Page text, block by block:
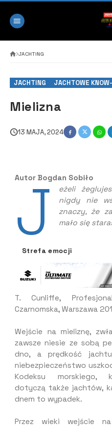
JACHTING
JACHTING JACHTOWE
Mielizna
13 MAJA, 2024
Autor Bogdan Sobiło
J
eżeli
nigdy nie
znaczy, że
mało się
Strefa emocji
T. Cunliffe,
Czarnomska, Warszawa
Wejście na mieliznę,
zawsze niesie ze sobą
dno, a prędkość
niebezpieczeństwo
Kodeksu morskiego,
dotyczą także jachtów,
dnem to wypadek.
Przez wieki wejście